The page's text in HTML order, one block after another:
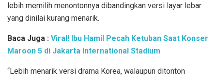
lebih memilih menontonnya dibandingkan versi layar lebar
yang dinilai kurang menarik.
Baca Juga : Viral! Ibu Hamil Pecah Ketuban Saat Konser
Maroon 5 di Jakarta International Stadium
“Lebih menarik versi drama Korea, walaupun ditonton